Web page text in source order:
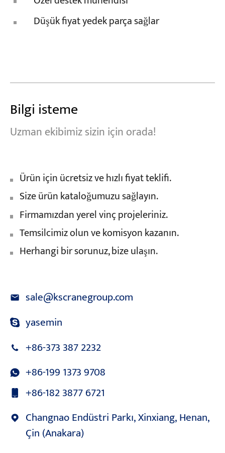
Düşük fiyat yedek parça sağlar
Bilgi isteme
Uzman ekibimiz sizin için orada!
Ürün için ücretsiz ve hızlı fiyat teklifi.
Size ürün kataloğumuzu sağlayın.
Firmamızdan yerel vinç projeleriniz.
Temsilcimiz olun ve komisyon kazanın.
Herhangi bir sorunuz, bize ulaşın.
sale@kscranegroup.com
yasemin
+86-373 387 2232
+86-199 1373 9708
+86-182 3877 6721
Changnao Endüstri Parkı, Xinxiang, Henan,
Çin (Anakara)